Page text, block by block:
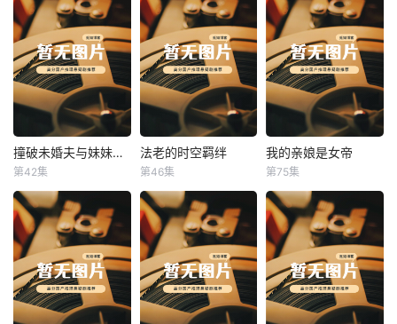
撞破未婚夫与妹妹打野战 撞破未婚夫与妹妹打野战
第42集
法老的时空羁绊
法老的时空羁绊
第46集
我的亲娘是女帝
我的亲娘是女帝
第75集